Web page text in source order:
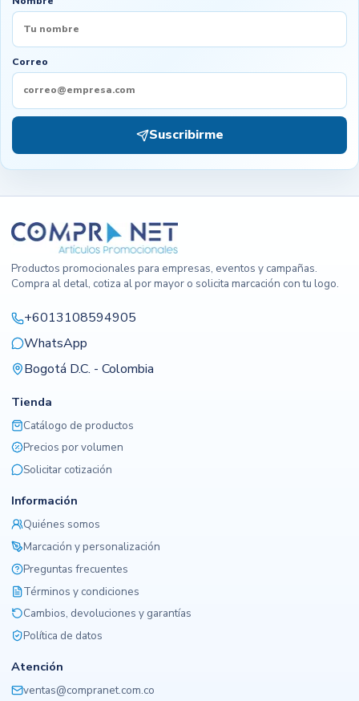
Correo
Suscribirme
Productos promocionales para empresas, eventos y campañas.
Compra al detal, cotiza al por mayor o solicita marcación con tu logo.
+6013108594905
WhatsApp
Bogotá D.C. - Colombia
Tienda
Catálogo de productos
Precios por volumen
Solicitar cotización
Información
Quiénes somos
Marcación y personalización
Preguntas frecuentes
Términos y condiciones
Cambios, devoluciones y garantías
Política de datos
Atención
ventas@compranet.com.co